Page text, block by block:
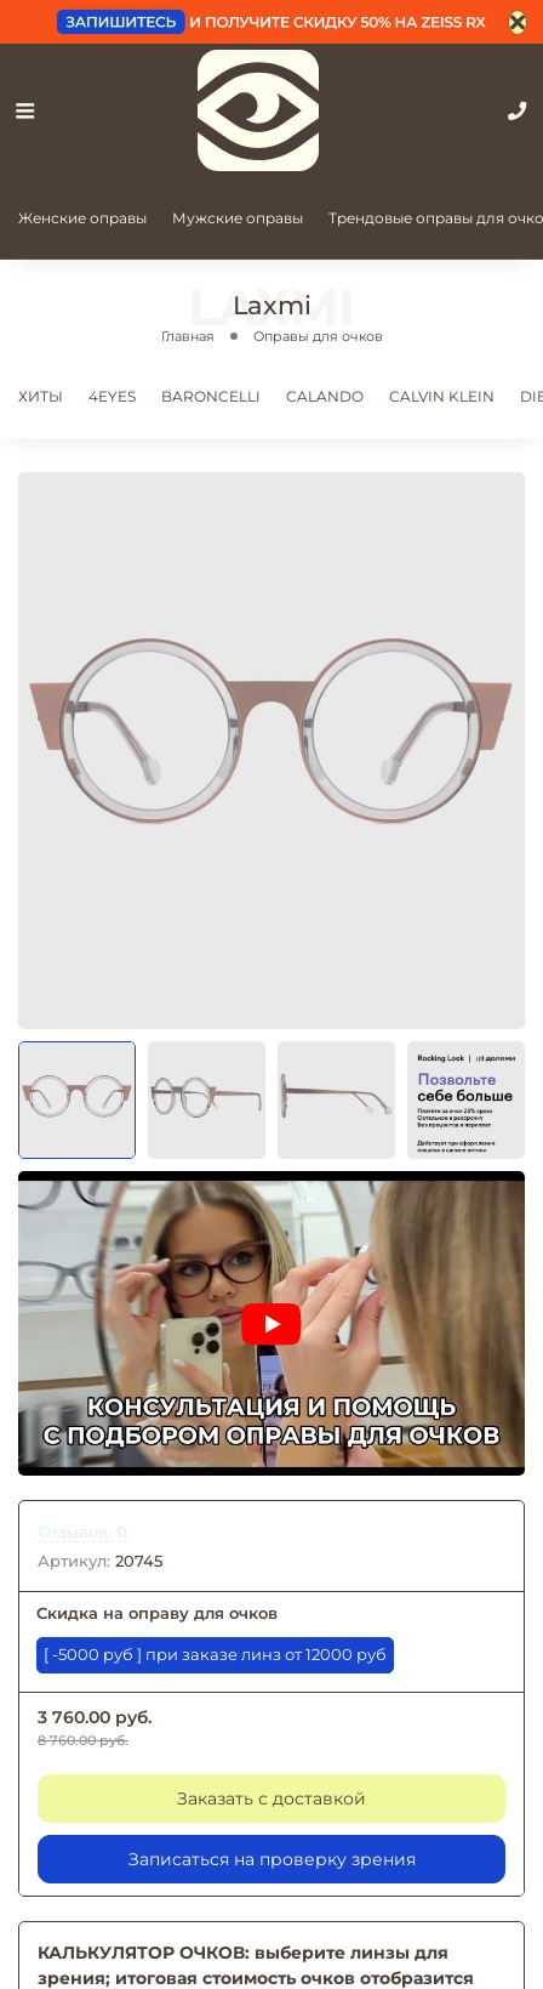
Женские оправы Мужские оправы Трендовые оправы для
Laxmi
Главная Оправы для очков
ХИТЫ 4EYES BARONCELLI CALANDO CALVIN KLEIN
Отзывов: 0
Артикул: 20745
Скидка на оправу для очков
[ -5000 руб ] при заказе линз от 12000 руб
3 760.00 руб.
8 760.00 руб.
Заказать с доставкой
Записаться на проверку зрения
КАЛЬКУЛЯТОР ОЧКОВ: выберите линзы для
зрения; итоговая стоимость очков отобразится